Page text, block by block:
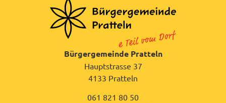
Bürgergemeinde Pratteln
Hauptstrasse 37
4133 Pratteln
061 821 80 50